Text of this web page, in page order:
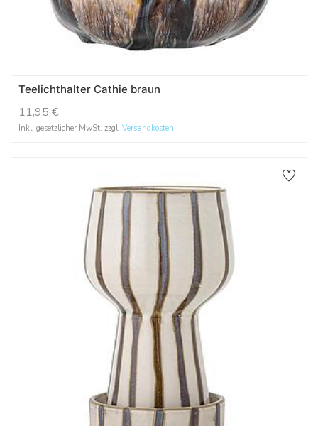
Teelichthalter Cathie braun
11,95 €
Inkl. gesetzlicher MwSt. zzgl. Versandkosten